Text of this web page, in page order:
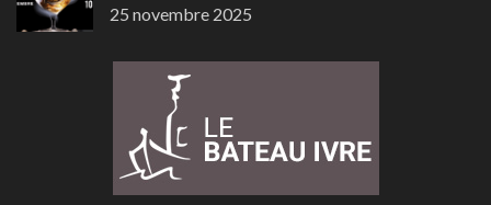
25 novembre 2025